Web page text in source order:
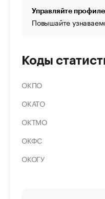
Управляйте
Повышайте
Коды
ОКПО
ОКАТО
ОКТМО
ОКФС
ОКОГУ